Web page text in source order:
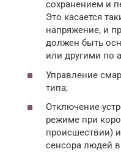
сохранением и
Это касается
напряжение, и
должен быть
или другими по
Управление
типа;
Отключение
режиме при
происшествии)
сенсора людей